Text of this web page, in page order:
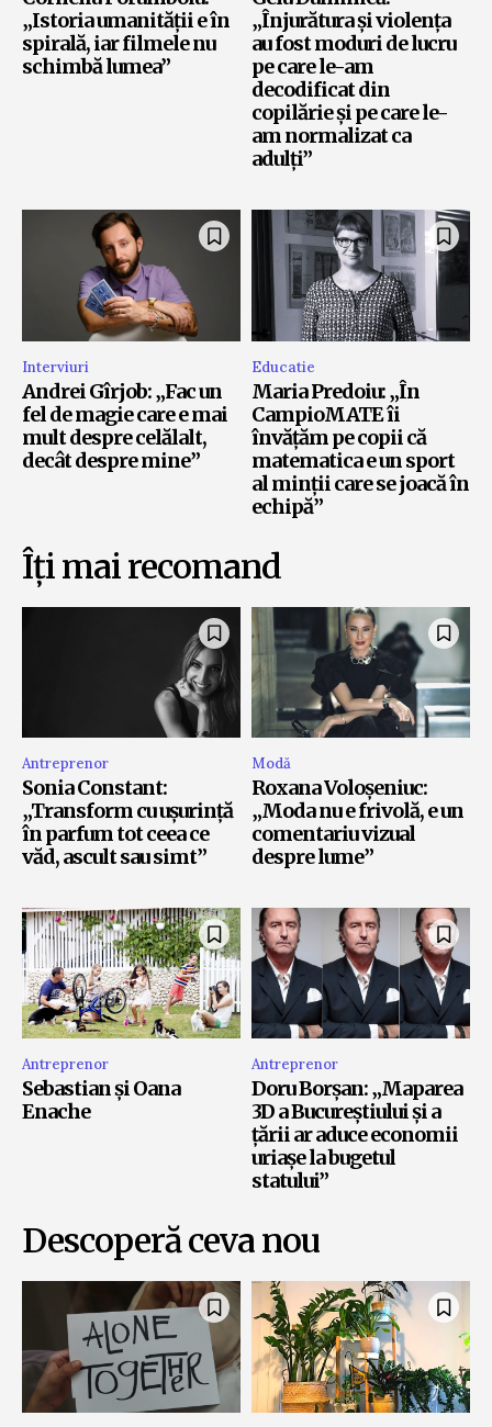
„Istoria umanității e în
spirală, iar filmele nu
schimbă lumea”
„Înjurătura și violența
au fost moduri de lucru
pe care le-am
decodificat din
copilărie și pe care le-
am normalizat ca
adulți”
Interviuri
Andrei Gîrjob: „Fac un
fel de magie care e mai
mult despre celălalt,
decât despre mine”
Educatie
Maria Predoiu: „În
CampioMATE îi
învățăm pe copii că
matematica e un sport
al minții care se joacă în
echipă”
Îți mai recomand
Antreprenor
Sonia Constant:
„Transform cu ușurință
în parfum tot ceea ce
văd, ascult sau simt”
Modă
Roxana Voloșeniuc:
„Moda nu e frivolă, e un
comentariu vizual
despre lume”
Antreprenor
Sebastian și Oana
Enache
Antreprenor
Doru Borșan: „Maparea
3D a Bucureștiului și a
țării ar aduce economii
uriașe la bugetul
statului”
Descoperă ceva nou